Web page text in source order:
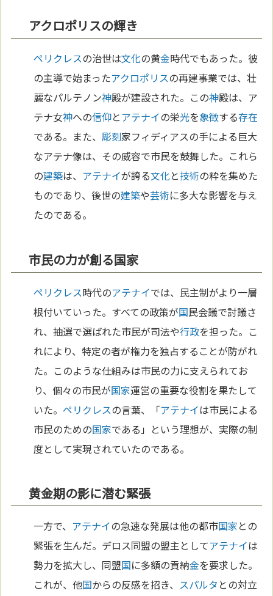
アクロポリスの輝き
ペリクレスの治世は文化の黄金時代でもあった。彼
の主導で始まったアクロポリスの再建事業では、壮
麗なパルテノン神殿が建設された。この神殿は、ア
テナ女神への信仰とアテナイの栄光を象徴する存在
である。また、彫刻家フィディアスの手による巨大
なアテナ像は、その威容で市民を鼓舞した。これら
の建築は、 アテナイが誇る文化と技術の粋を集めた
ものであり、後世の建築や芸術に多大な影響を与え
たのである。
市民の力が創る国家
ペリクレス時代のアテナイでは、民主制がより一層
根付いていった。すべての政策が国民会議で討議さ
れ、抽選で選ばれた市民が司法や行政を担った。こ
れにより、特定の者が権力を独占することが防がれ
た。このような仕組みは市民の力に支えられてお
り、個々の市民が国家運営の重要な役割を果たして
いた。ペリクレスの言葉、「アテナイは市民による
市民のための国家である」という理想が、実際の制
度として実現されていたのである。
黄金期の影に潜む緊張
一方で、 アテナイの急速な発展は他の都市国家との
緊張を生んだ。デロス同盟の盟主としてアテナイは
勢力を拡大し、同盟国に多額の貢納金を要求した。
これが、他国からの反感を招き、 スパルタ との対立